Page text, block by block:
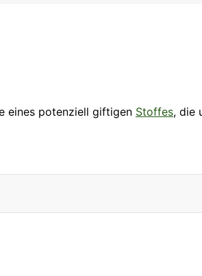
eines potenziell giftigen Stoffes, die